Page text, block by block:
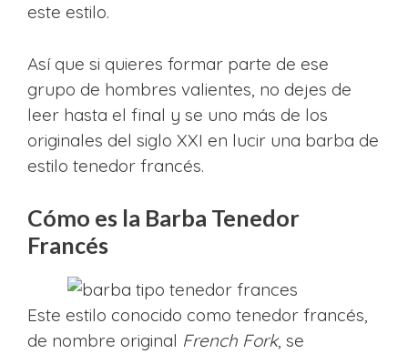
este estilo.
Así que si quieres formar parte de ese
grupo de hombres valientes, no dejes de
leer hasta el final y se uno más de los
originales del siglo XXI en lucir una barba de
estilo tenedor francés.
Cómo es la Barba Tenedor
Francés
Este estilo conocido como tenedor francés,
de nombre original French Fork, se